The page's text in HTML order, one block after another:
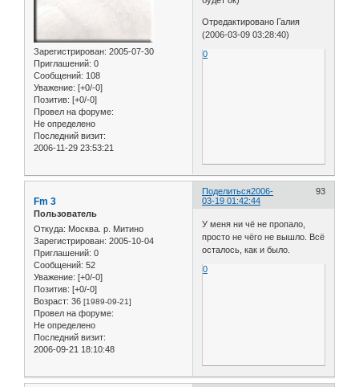
Зарегистрирован: 2005-07-30
Приглашений: 0
Сообщений: 108
Уважение: [+0/-0]
Позитив: [+0/-0]
Провел на форуме:
Не определено
Последний визит:
2006-11-29 23:53:21
Отредактировано Галия
(2006-03-09 03:28:40)
0
Поделиться 93
2006-
03-19 01:42:44
Fm 3
Пользователь
Откуда: Москва. р. Митино
Зарегистрирован: 2005-10-04
Приглашений: 0
Сообщений: 52
Уважение: [+0/-0]
Позитив: [+0/-0]
Возраст: 36 [1989-09-21]
Провел на форуме:
Не определено
Последний визит:
2006-09-21 18:10:48
У меня ни чё не пропало,
просто не чёго не вышло. Всё
осталось, как и было.
0